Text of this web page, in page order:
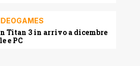
Titan 3 in arrivo a dicembre
e PC